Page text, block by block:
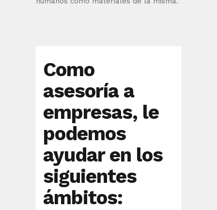
Como
asesoría a
empresas, le
podemos
ayudar en los
siguientes
ámbitos: